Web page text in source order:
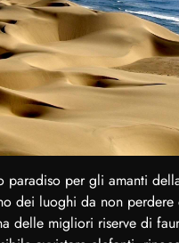
paradiso per gli amanti
dei luoghi da non perdere
delle migliori riserve di